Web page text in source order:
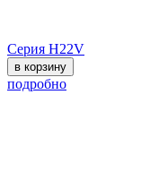
Серия H22V
в корзину
подробно